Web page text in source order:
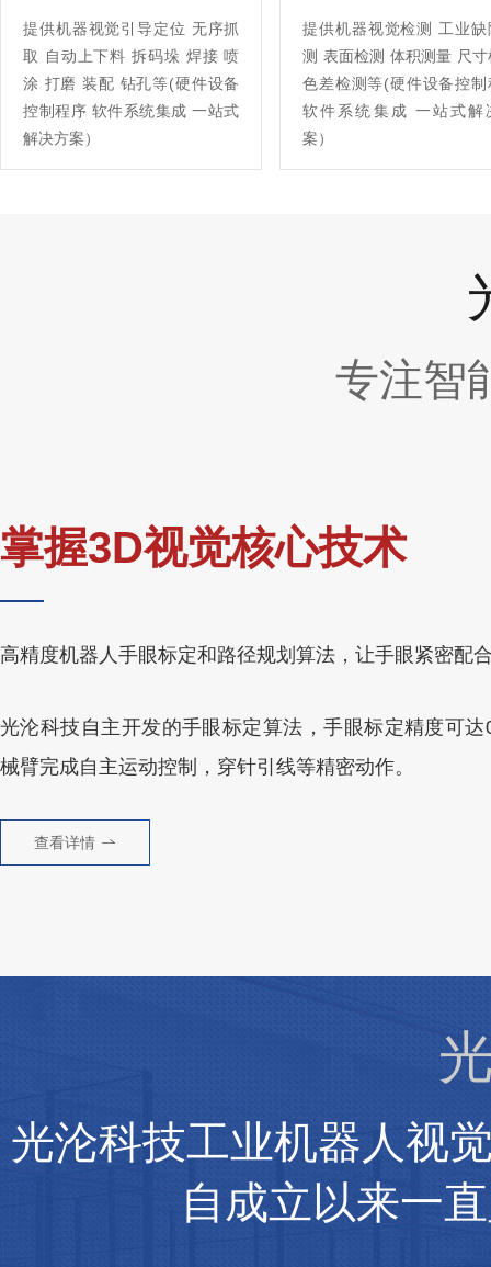
提供机器视觉引导定位 无序抓
取 自动上下料 拆码垛 焊接 喷
涂 打磨 装配 钻孔等(硬件设备
控制程序 软件系统集成 一站式
解决方案）
提供机器视觉检测 工业缺
测 表面检测 体积测量 尺寸
色差检测等(硬件设备控制
软件系统集成 一站式解
案）
专注智
掌握3D视觉核心技术
高精度机器人手眼标定和路径规划算法，让手眼紧密配
光沦科技自主开发的手眼标定算法，手眼标定精度可
械臂完成自主运动控制，穿针引线等精密动作。
查看详情
光沦科技工业机器人视
自成立以来一